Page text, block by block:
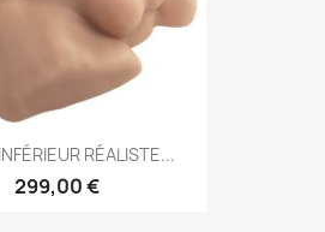
RÉALISTE...
299,00 €